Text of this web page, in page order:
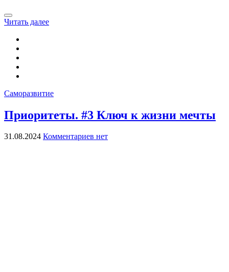
Читать далее
Саморазвитие
Приоритеты. #3 Ключ к жизни мечты
31.08.2024 Комментариев нет